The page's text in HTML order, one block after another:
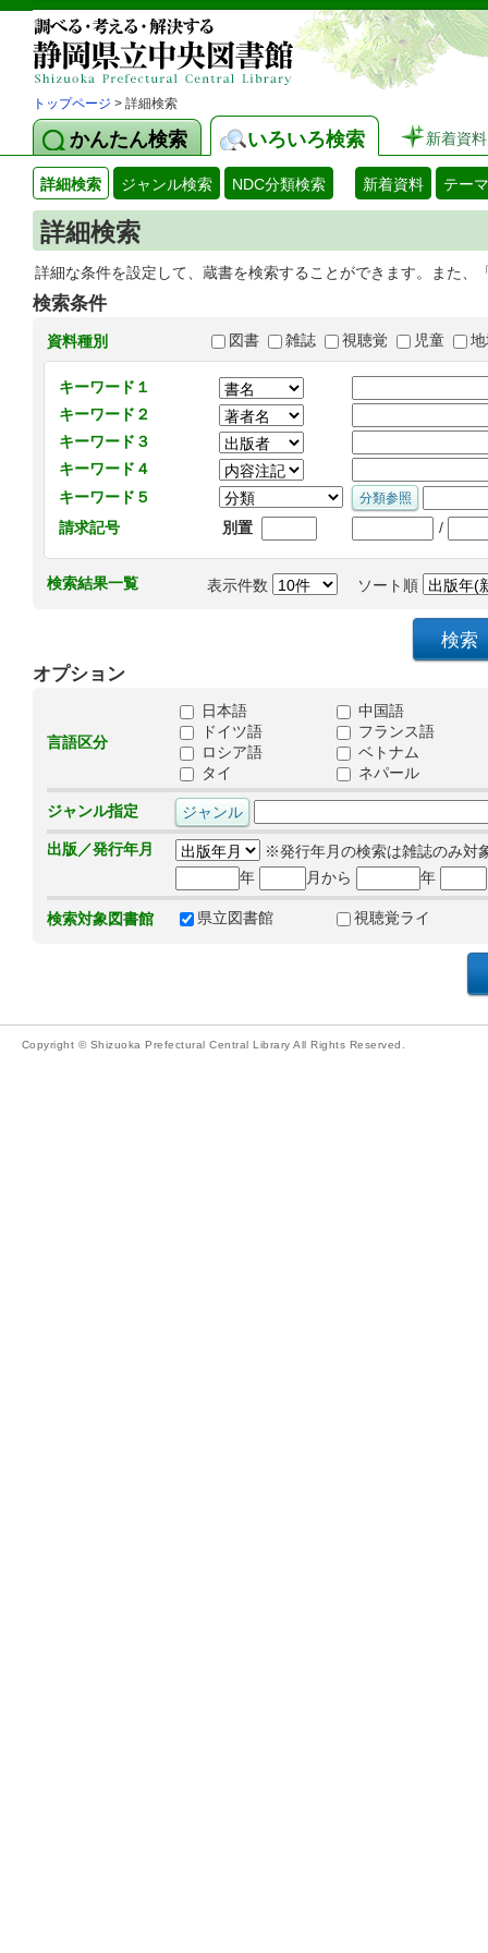
トップページ > 詳細検索
かんたん検索 いろいろ検索 新着資料
詳細検索 ジャンル検索 NDC分類検索 新着資料 テー
詳細検索
詳細な条件を設定して、蔵書を検索することができます。また
検索条件
資料種別 図書 雑誌 視聴覚 児童
キーワード１
キーワード２
キーワード３
キーワード４
キーワード５
請求記号
別置 /
検索結果一覧 表示件数 ソート順
オプション
言語区分
日本語
中国語
ドイツ語
フランス語
ロシア語
ベトナム
タイ
ネパール
ジャンル指定
出版／発行年月
※発行年月の検索は雑誌のみ対
年
月から 年
検索対象図書館 県立図書館 視聴覚ライ
Copyright © Shizuoka Prefectural Central Library All Rights Reserved.